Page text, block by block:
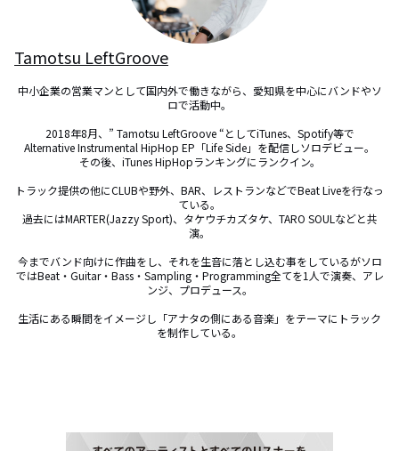
Tamotsu LeftGroove
中小企業の営業マンとして国内外で働きながら、愛知県を中心にバンドやソ
ロで活動中。
2018年8月、” Tamotsu LeftGroove “としてiTunes、Spotify等で
Alternative Instrumental HipHop EP「Life Side」を配信しソロデビュー。
その後、iTunes HipHopランキングにランクイン。
トラック提供の他にCLUBや野外、BAR、レストランなどでBeat Liveを行なっ
ている。
過去にはMARTER(Jazzy Sport)、タケウチカズタケ、TARO SOULなどと共
演。
今までバンド向けに作曲をし、それを生音に落とし込む事をしているがソロ
ではBeat・Guitar・Bass・Sampling・Programming全てを1人で演奏、アレ
ンジ、プロデュース。
生活にある瞬間をイメージし「アナタの側にある音楽」をテーマにトラック
を制作している。